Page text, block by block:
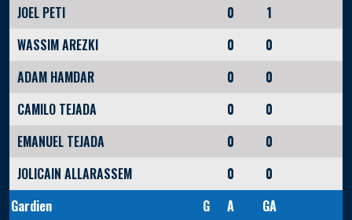
JOEL PETI
0
1
WASSIM AREZKI
0
0
ADAM HAMDAR
0
0
CAMILO TEJADA
0
0
EMANUEL TEJADA
0
0
JOLICAIN ALLARASSEM
0
0
Gardien
G A
GA